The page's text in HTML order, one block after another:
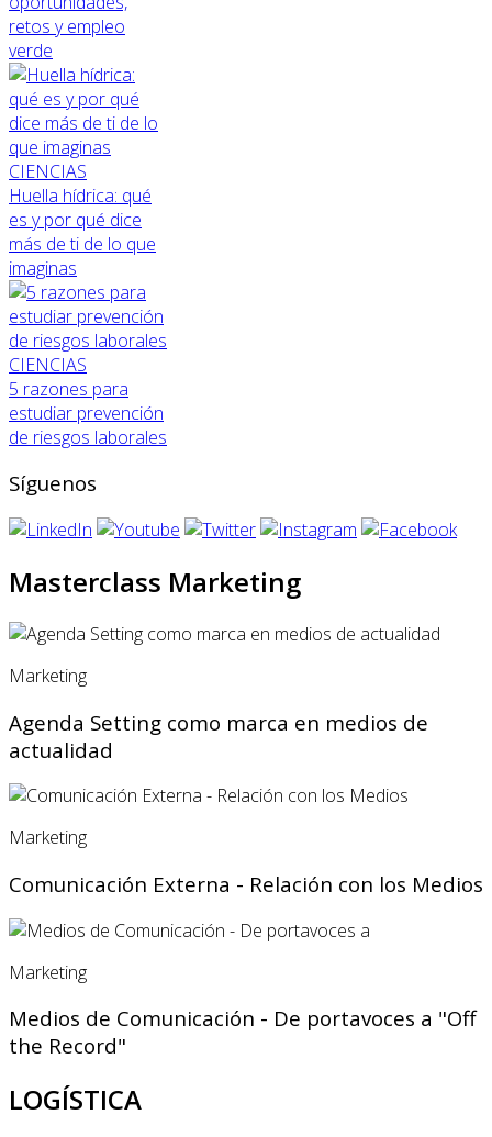
retos y empleo
verde
CIENCIAS
Huella hídrica: qué
es y por qué dice
más de ti de lo que
imaginas
CIENCIAS
5 razones para
estudiar prevención
de riesgos laborales
Síguenos
Masterclass Marketing
Marketing
Agenda Setting como marca en medios de
actualidad
Marketing
Comunicación Externa - Relación con los Medios
Marketing
Medios de Comunicación - De portavoces a "Off
the Record"
LOGÍSTICA